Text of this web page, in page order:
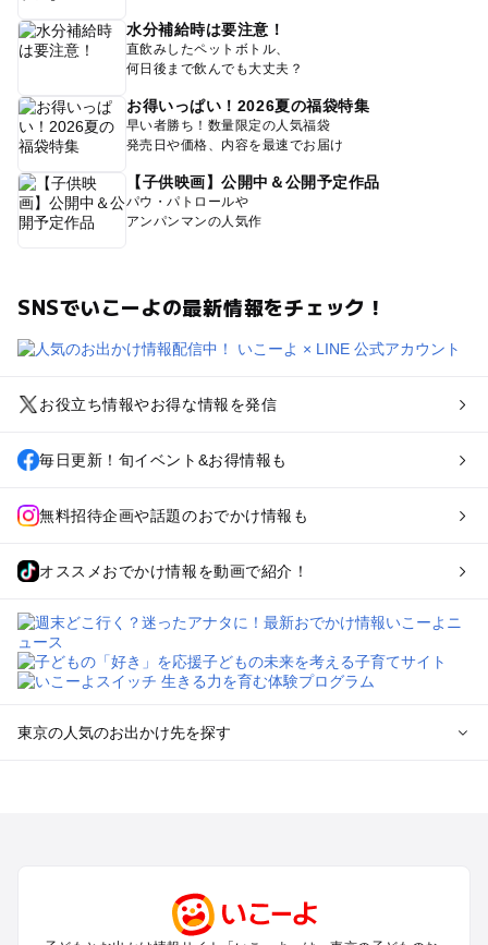
水分補給時は要注意！
直飲みしたペットボトル、
何日後まで飲んでも大丈夫？
お得いっぱい！2026夏の福袋特集
早い者勝ち！数量限定の人気福袋
発売日や価格、内容を最速でお届け
【子供映画】公開中＆公開予定作品
パウ・パトロールや
アンパンマンの人気作
SNSでいこーよの最新情報をチェック！
お役立ち情報やお得な情報を発信
毎日更新！旬イベント&お得情報も
無料招待企画や話題のおでかけ情報も
オススメおでかけ情報を動画で紹介！
東京の人気のお出かけ先を探す
町田・相模原・愛川・上野原のプールお出かけ
渋谷・原宿・恵比寿・中目黒・自由が丘のプールお出かけ